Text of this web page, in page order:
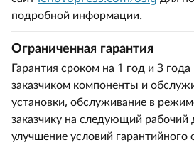
подходит для развертывания
что существенно расширяет
компаний и повышает
По сравнению с моделью
сервер ThinkSystem SR950
поддерживать в два раза
подробной информации.
Ограниченная гарантия
Гарантия сроком на 1 год и 3
заказчиком компоненты и
установки, обслуживание в
заказчику на следующий рабочий
улучшение условий гарантийного